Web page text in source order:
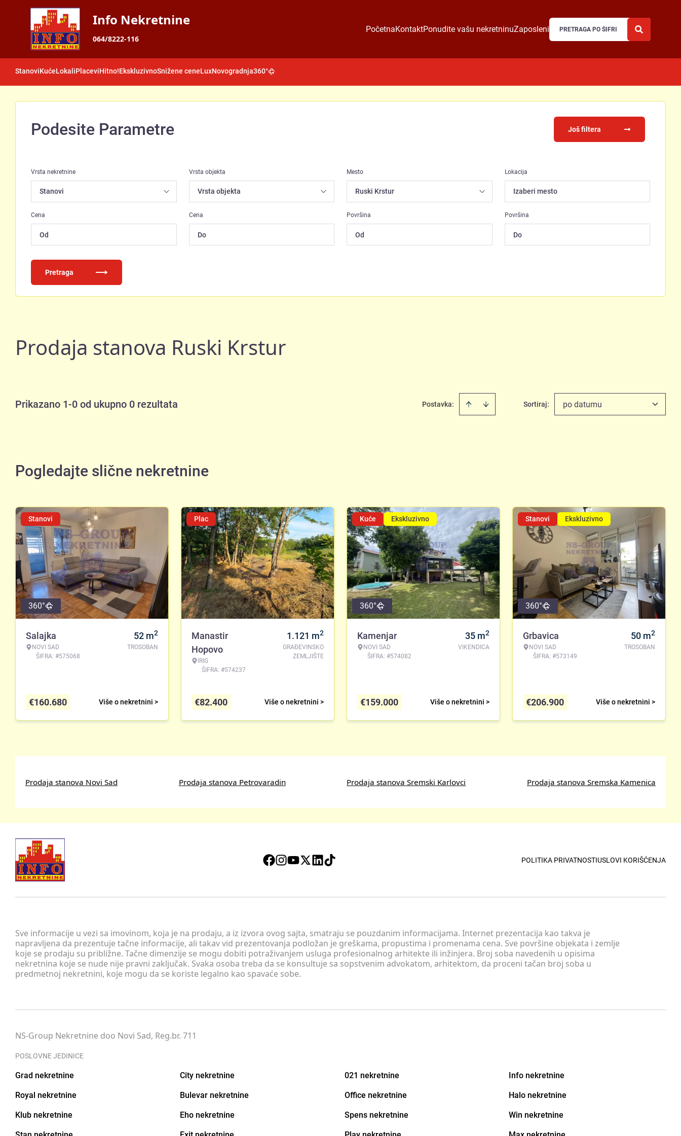
Info Nekretnine
064/8222-116
PočetnaKontaktPonudite vašu nekretninuZaposleni
StanoviKućeLokaliPlaceviHitno!EkskluzivnoSnižene ceneLuxNovogradnja360°
Podesite Parametre Još filtera
Vrsta nekretnine Vrsta objekta Mesto Lokacija
Izaberi mesto
Cena Cena Površina Površina
Pretraga
Prodaja stanova Ruski Krstur
Prikazano 1-0 od ukupno 0 rezultata Postavka: Sortiraj: po datumu
Pogledajte slične nekretnine
Stanovi
360°
Salajka
NOVI SAD
ŠIFRA: #575068
52 m2
TROSOBAN
Više o nekretnini >
€160.680
Plac
Manastir
Hopovo
IRIG
ŠIFRA: #574237
1.121 m2
GRAĐEVINSKO
ZEMLJIŠTE
Više o nekretnini >
€82.400
Kuće Ekskluzivno
360°
Kamenjar
NOVI SAD
ŠIFRA: #574082
35 m2
VIKENDICA
Više o nekretnini >
€159.000
Stanovi Ekskluzivno
360°
Grbavica
NOVI SAD
ŠIFRA: #573149
50 m2
TROSOBAN
Više o nekretnini >
€206.900
Prodaja stanova Novi Sad Prodaja stanova Petrovaradin Prodaja stanova Sremski Karlovci Prodaja stanova Sremska Kamenica
POLITIKA PRIVATNOSTIUSLOVI KORIŠĆENJA
Sve informacije u vezi sa imovinom, koja je na prodaju, a iz izvora ovog sajta, smatraju se pouzdanim informacijama. Internet prezentacija kao takva je
napravljena da prezentuje tačne informacije, ali takav vid prezentovanja podložan je greškama, propustima i promenama cena. Sve površine objekata i zemlje
koje se prodaju su približne. Tačne dimenzije se mogu dobiti potraživanjem usluga profesionalnog arhitekte ili inžinjera. Broj soba navedenih u opisima
nekretnina koje se nude nije pravni zaključak. Svaka osoba treba da se konsultuje sa sopstvenim advokatom, arhitektom, da proceni tačan broj soba u
predmetnoj nekretnini, koje mogu da se koriste legalno kao spavaće sobe.
NS-Group Nekretnine doo Novi Sad, Reg.br. 711
POSLOVNE JEDINICE
Grad nekretnine City nekretnine 021 nekretnine Info nekretnine
Royal nekretnine Bulevar nekretnine Office nekretnine Halo nekretnine
Klub nekretnine Eho nekretnine Spens nekretnine Win nekretnine